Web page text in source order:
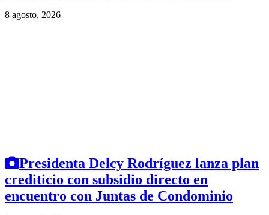
8 agosto, 2026
Presidenta Delcy Rodríguez lanza plan
crediticio con subsidio directo en
encuentro con Juntas de Condominio